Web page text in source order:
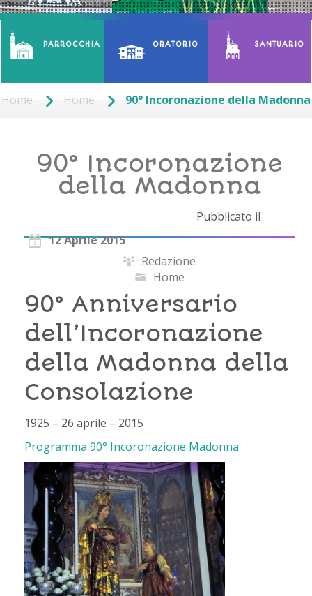
PARROCCHIA ORATORIO SANTUARIO
Home Home 90° Incoronazione della Madonna
90° Incoronazione
della Madonna
Pubblicato il
12 Aprile 2015
Redazione
Home
90° Anniversario
dell’Incoronazione
della Madonna della
Consolazione
1925 – 26 aprile – 2015
Programma 90° Incoronazione Madonna